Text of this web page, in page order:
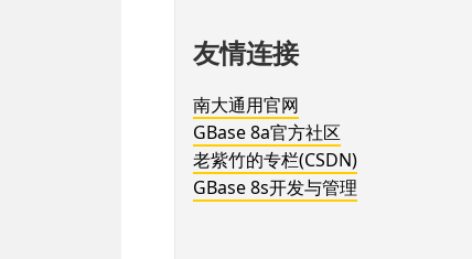
友情连接
南大通用官网
GBase 8a官方社区
老紫竹的专栏(CSDN)
GBase 8s开发与管理